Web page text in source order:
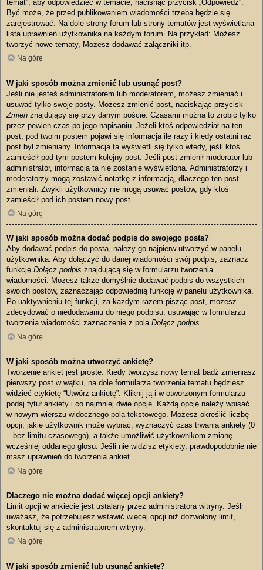
temat”, aby odpowiedzieć w temacie, nacisnąć przycisk „Odpowiedz”.
Być może, że przed publikowaniem wiadomości trzeba będzie się
zarejestrować. Na dole strony forum lub strony tematów jest wyświetlana
lista uprawnień użytkownika na każdym forum. Na przykład: Możesz
tworzyć nowe tematy, Możesz dodawać załączniki itp.
Na górę
W jaki sposób można zmienić lub usunąć post?
Jeśli nie jesteś administratorem lub moderatorem, możesz zmieniać i
usuwać tylko swoje posty. Możesz zmienić post, naciskając przycisk
Zmień znajdujący się przy danym poście. Czasami można to zrobić tylko
przez pewien czas po jego napisaniu. Jeżeli ktoś odpowiedział na ten
post, pod twoim postem pojawi się informacja ile razy i kiedy ostatni raz
post był zmieniany. Informacja ta wyświetli się tylko wtedy, jeśli ktoś
zamieścił pod tym postem kolejny post. Jeśli post zmienił moderator lub
administrator, informacja ta nie zostanie wyświetlona. Administratorzy i
moderatorzy mogą zostawić notatkę z informacją, dlaczego ten post
zmieniali. Zwykli użytkownicy nie mogą usuwać postów, gdy ktoś
zamieścił pod ich postem nowy post.
Na górę
W jaki sposób można dodać podpis do swojego posta?
Aby dodawać podpis do posta, należy go najpierw utworzyć w panelu
użytkownika. Aby dołączyć do danej wiadomości swój podpis, zaznacz
funkcję Dołącz podpis znajdującą się w formularzu tworzenia
wiadomości. Możesz także domyślnie dodawać podpis do wszystkich
swoich postów, zaznaczając odpowiednią funkcję w panelu użytkownika.
Po uaktywnieniu tej funkcji, za każdym razem pisząc post, możesz
zdecydować o niedodawaniu do niego podpisu, usuwając w formularzu
tworzenia wiadomości zaznaczenie z pola Dołącz podpis.
Na górę
W jaki sposób można utworzyć ankietę?
Tworzenie ankiet jest proste. Kiedy tworzysz nowy temat bądź zmieniasz
pierwszy post w wątku, na dole formularza tworzenia tematu będziesz
widzieć etykietę “Utwórz ankietę”. Kliknij ją i w otworzonym formularzu
podaj tytuł ankiety i co najmniej dwie opcje. Każdą opcję należy wpisać
w nowym wierszu widocznego pola tekstowego. Możesz określić liczbę
opcji, jakie użytkownik może wybrać, wyznaczyć czas trwania ankiety (0
– bez limitu czasowego), a także umożliwić użytkownikom zmianę
wcześniej oddanego głosu. Jeśli nie widzisz etykiety, prawdopodobnie nie
masz uprawnień do tworzenia ankiet.
Na górę
Dlaczego nie można dodać więcej opcji ankiety?
Limit opcji w ankiecie jest ustalany przez administratora witryny. Jeśli
uważasz, że potrzebujesz wstawić więcej opcji niż dozwolony limit,
skontaktuj się z administratorem witryny.
Na górę
W jaki sposób zmienić lub usunąć ankietę?